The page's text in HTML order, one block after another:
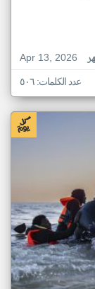
Apr 13, 2026
عدد الكلمات: ٥٠٦